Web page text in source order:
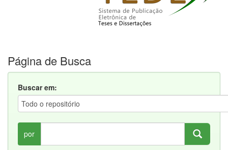
Página de Busca
Buscar em:
por